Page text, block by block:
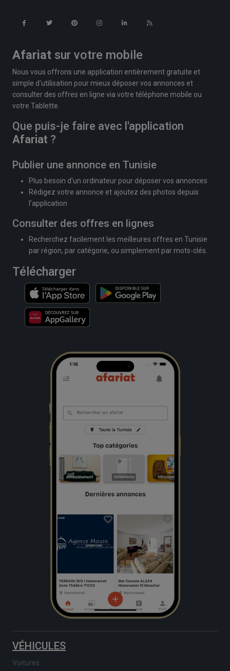
Afariat sur votre mobile
Nous vous offrons une application entièrement gratuite et
simple d'utilisation pour mieux déposer vos annonces et
consulter des offres en ligne via votre téléphone mobile ou
votre Tablette.
Que puis-je faire avec l'application
Afariat ?
Publier une annonce en Tunisie
Plus besoin d'un ordinateur pour déposer vos annonces
Rédigez votre annonce et ajoutez des photos depuis
l'application
Consulter des offres en lignes
Recherchez facilement les meilleures offres en Tunisie
par région, par catégorie, ou simplement par mots-clés.
Télécharger
VÉHICULES
Voitures